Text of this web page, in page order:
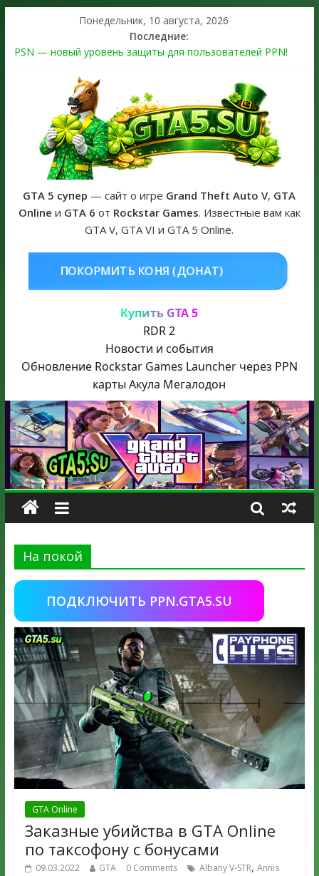
Понедельник, 10 августа, 2026
Последние:
PSN — новый уровень защиты для пользователей PPN!
The Kortz Center Heist выйдет в GTA Online уже 14 июля
Регистрация в Rockstar Games Social Club ошибка #1.500.7:
как зарегистрировать аккаунт и войти без проблем в 2026
Получайте особые награды в GTA Online по программе
Fine Art Collector
GTA 6 официальная обложка игры и Предзаказ Grand Theft
Auto VI
GTA 5 супер — сайт о игре Grand Theft Auto V, GTA
Online и GTA 6 от Rockstar Games. Известные вам как
GTA V, GTA VI и GTA 5 Online.
(ДОНАТ) КУПИТЬ GTA 5
Купить GTA 5
RDR 2
Новости и события
Обновление Rockstar Games Launcher через PPN
карты Акула Мегалодон
На покой
ПОДКЛЮЧИТЬ PPN.GTA5.SU
GTA Online
Заказные убийства в GTA Online
по таксофону с бонусами
09.03.2022 GTA 0 Comments Albany V-STR, Annis